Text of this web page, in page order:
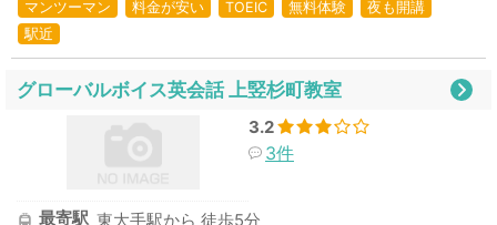
マンツーマン 料金が安い TOEIC 無料体験
夜も開講
駅近
グローバルボイス英会話 上竪杉町教室
3.2
3件
最寄駅 東大手駅から 徒歩5分